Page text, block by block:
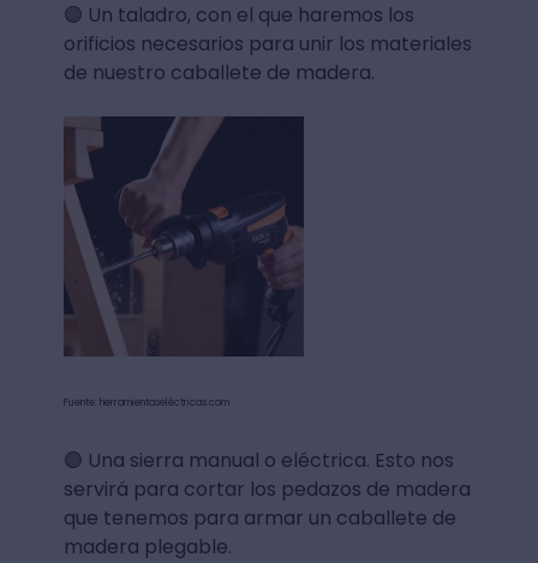
🟣 Un taladro, con el que haremos los
orificios necesarios para unir los materiales
de nuestro caballete de madera.
Fuente: herramientaseléctricas.com
🟣 Una sierra manual o eléctrica. Esto nos
servirá para cortar los pedazos de madera
que tenemos para armar un caballete de
madera plegable.